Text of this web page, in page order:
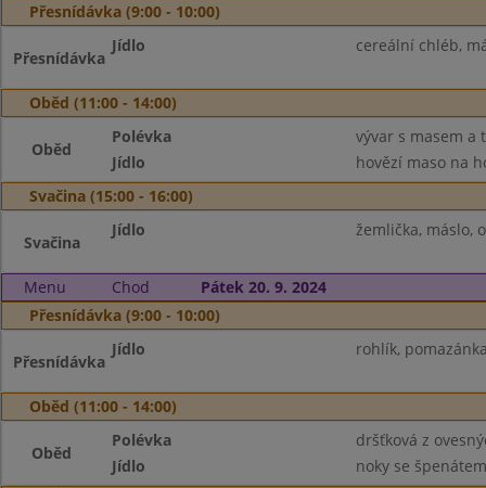
Přesnídávka (9:00 - 10:00)
Přesnídávka
Jídlo cereální chléb,
Oběd (11:00 - 14:00)
Oběd
Polévka
vývar s masem a
Jídlo
hovězí maso na
Svačina (15:00 - 16:00)
Svačina
Jídlo žemlička, máslo,
Menu Chod
Pátek 20. 9. 2024
Přesnídávka (9:00 - 10:00)
Přesnídávka
Jídlo rohlík,
Oběd (11:00 - 14:00)
Oběd
Polévka
dršťková z
Jídlo
noky se